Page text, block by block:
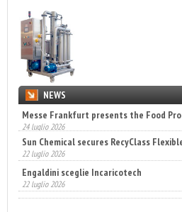
NEWS
Sun Chemical secures RecyClass
22 luglio 2026
Engaldini sceglie Incaricotech
22 luglio 2026
Annunciati i finalisti dei Diamonds
14 luglio 2026